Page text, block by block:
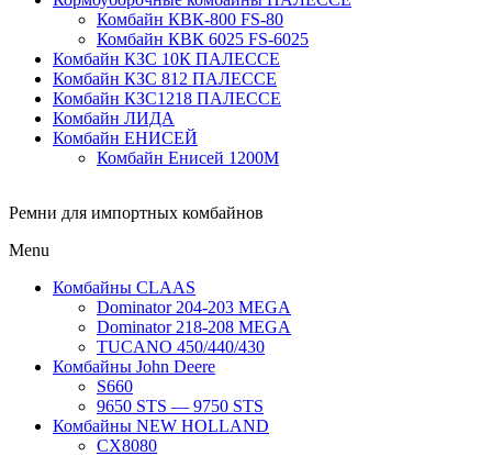
Комбайн КВК-800 FS-80
Комбайн КВК 6025 FS-6025
Комбайн КЗС 10К ПАЛЕССЕ
Комбайн КЗС 812 ПАЛЕССЕ
Комбайн КЗС1218 ПАЛЕССЕ
Комбайн ЛИДА
Комбайн ЕНИСЕЙ
Комбайн Енисей 1200М
Ремни для импортных комбайнов
Menu
Комбайны CLAAS
Dominator 204-203 MEGA
Dominator 218-208 MEGA
TUCANO 450/440/430
Комбайны John Deere
S660
9650 STS — 9750 STS
Комбайны NEW HOLLAND
CX8080